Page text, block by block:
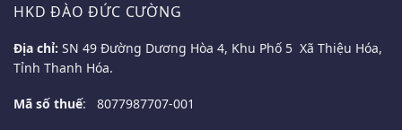
HKD ĐÀO ĐỨC CƯỜNG
Địa chỉ: SN 49 Đường Dương Hòa 4, Khu Phố 5 Xã Thiệu Hóa,
Tỉnh Thanh Hóa.
Mã số thuế: 8077987707-001